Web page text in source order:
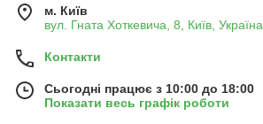
м. Київ
вул. Гната Хоткевича, 8, Київ, Україна
Контакти
Сьогодні працює з 10:00 до 18:00
Показати весь графік роботи